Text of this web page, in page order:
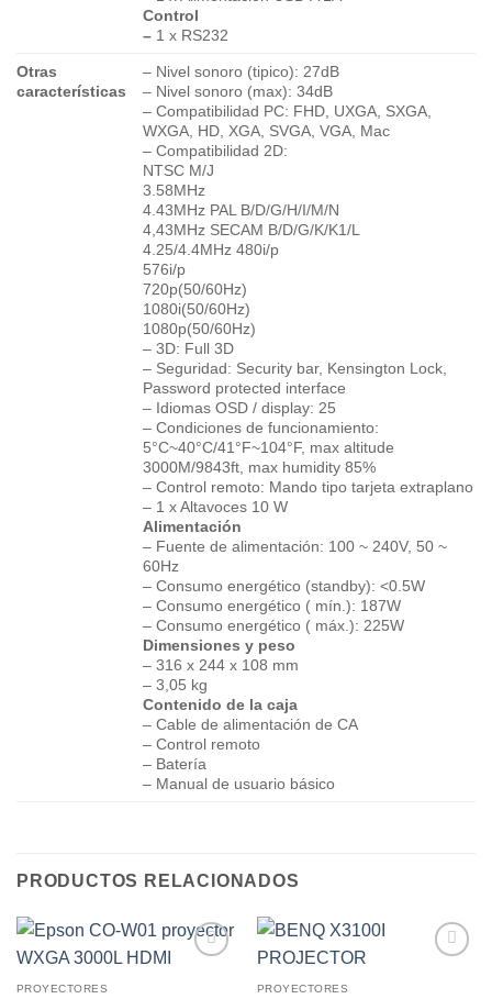
Control
– 1 x RS232
Otras
características
– Nivel sonoro (tipico): 27dB
– Nivel sonoro (max): 34dB
– Compatibilidad PC: FHD, UXGA, SXGA,
WXGA, HD, XGA, SVGA, VGA, Mac
– Compatibilidad 2D:
NTSC M/J
3.58MHz
4.43MHz PAL B/D/G/H/I/M/N
4,43MHz SECAM B/D/G/K/K1/L
4.25/4.4MHz 480i/p
576i/p
720p(50/60Hz)
1080i(50/60Hz)
1080p(50/60Hz)
– 3D: Full 3D
– Seguridad: Security bar, Kensington Lock,
Password protected interface
– Idiomas OSD / display: 25
– Condiciones de funcionamiento:
5°C~40°C/41°F~104°F, max altitude
3000M/9843ft, max humidity 85%
– Control remoto: Mando tipo tarjeta extraplano
– 1 x Altavoces 10 W
Alimentación
– Fuente de alimentación: 100 ~ 240V, 50 ~
60Hz
– Consumo energético (standby): <0.5W
– Consumo energético ( mín.): 187W
– Consumo energético ( máx.): 225W
Dimensiones y peso
– 316 x 244 x 108 mm
– 3,05 kg
Contenido de la caja
– Cable de alimentación de CA
– Control remoto
– Batería
– Manual de usuario básico
PRODUCTOS RELACIONADOS
PROYECTORES PROYECTORES